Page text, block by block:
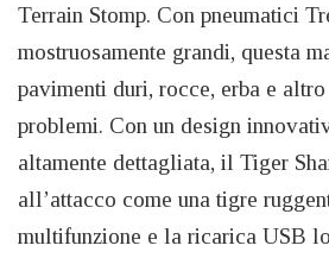
Terrain Stomp. Con pneumatici
mostruosamente grandi, questa
pavimenti duri, rocce, erba e altro
problemi. Con un design
altamente dettagliata, il Tiger
all’attacco come una tigre
multifunzione e la ricarica USB